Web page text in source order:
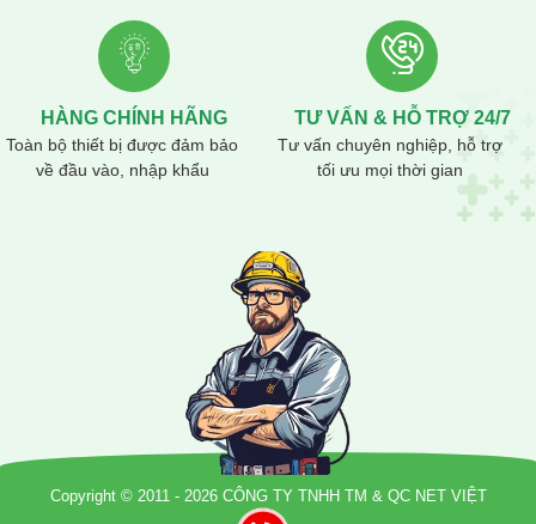
HÀNG CHÍNH HÃNG
Toàn bộ thiết bị được đảm bảo
về đầu vào, nhập khẩu
TƯ VẤN & HỖ TRỢ 24/7
Tư vấn chuyên nghiệp, hỗ trợ
tối ưu mọi thời gian
Copyright © 2011 - 2026 CÔNG TY TNHH TM & QC NET VIỆT